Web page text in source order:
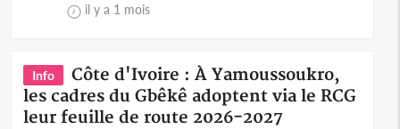
il y a 1 mois
Info
Côte d'Ivoire : À Yamoussoukro,
les cadres du Gbêkê adoptent via le RCG
leur feuille de route 2026-2027